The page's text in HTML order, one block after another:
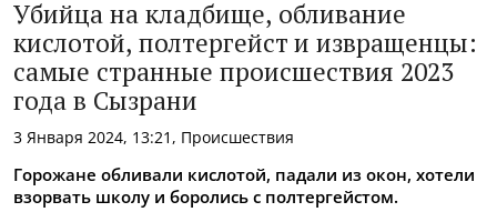
Убийца на кладбище, обливание
кислотой, полтергейст и извращенцы:
самые странные происшествия 2023
года в Сызрани
3 Января 2024, 13:21, Происшествия
Горожане обливали кислотой, падали из окон, хотели
взорвать школу и боролись с полтергейстом.